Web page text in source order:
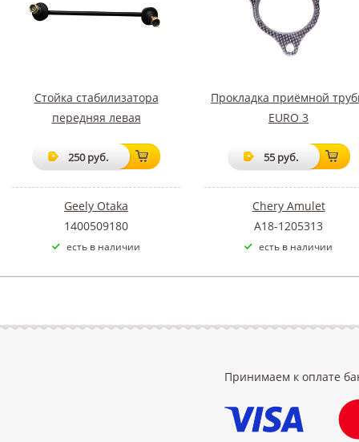
Стойка стабилизатора
передняя левая
250 руб.
Geely Otaka
1400509180
есть в наличии
Прокладка приёмной
EURO 3
55 руб.
Chery Amulet
A18-1205313
есть в наличии
Принимаем к оплате